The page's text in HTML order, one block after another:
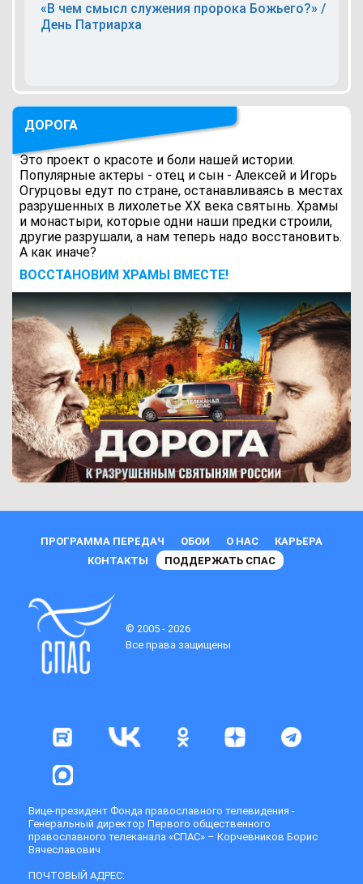
«В чем смысл служения пророка Божьего?» /
День Патриарха
ДОРОГА
Это проект о красоте и боли нашей истории.
Популярные актеры - отец и сын - Алексей и Игорь
Огурцовы едут по стране, останавливаясь в местах
разрушенных в лихолетье ХХ века святынь. Храмы
и монастыри, которые одни наши предки строили,
другие разрушали, а нам теперь надо восстановить.
А как иначе?
ВОCСТАНОВИМ ХРАМЫ ВМЕСТЕ!
ПРОГРАММА ПЕРЕДАЧ ОБОИ О НАС
КАРЬЕРА
КОНТАКТЫ
ПОДДЕРЖАТЬ СПАС
© 2005 - 2026
Все права защищены
Вице-президент Фонда православного телевидения -
Генеральный директор Первого общественного
православного телеканала «СПАС» – Корчевников Борис
Вячеславович
ПОЧТОВЫЙ АДРЕС: